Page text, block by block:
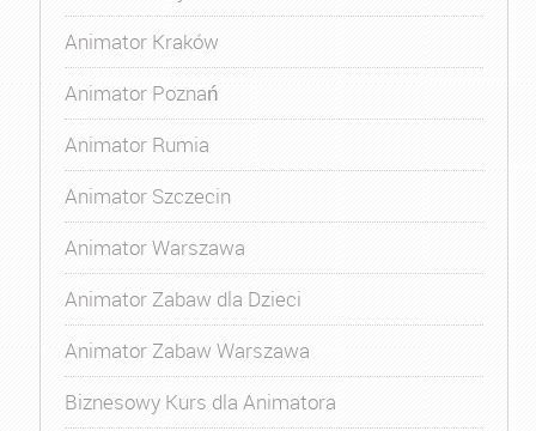
Animator Kraków
Animator Poznań
Animator Rumia
Animator Szczecin
Animator Warszawa
Animator Zabaw dla Dzieci
Animator Zabaw Warszawa
Biznesowy Kurs dla Animatora